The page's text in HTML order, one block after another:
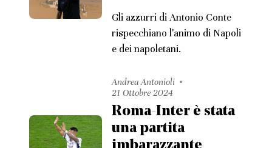
Gli azzurri di Antonio Conte
rispecchiano l'animo di Napoli
e dei napoletani.
Andrea Antonioli
21 Ottobre 2024
Roma-Inter è stata
una partita